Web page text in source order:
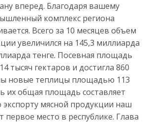
вперед. Благодаря вашему
комплекс региона
Всего за 10 месяцев объем
увеличился на 145,3 миллиарда
тенге. Посевная площадь
тысяч гектаров и достигла 860
новые теплицы площадью 113
их общая площадь составляет
экспорту мясной продукции наш
первое место в республике. Глава